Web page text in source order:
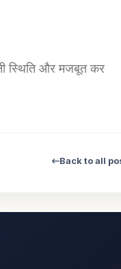
स्थिति और मजबूत कर
Back to all